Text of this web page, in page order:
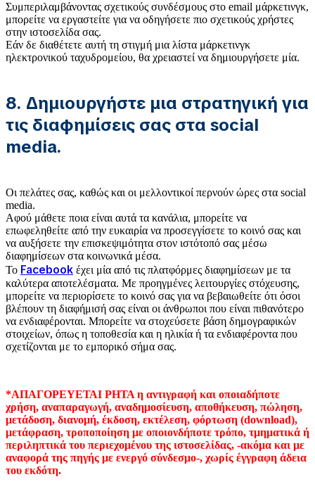
Συμπεριλαμβάνοντας σχετικούς συνδέσμους στο email μάρκετινγκ,
μπορείτε να εργαστείτε για να οδηγήσετε πιο σχετικούς χρήστες
στην ιστοσελίδα σας.
Εάν δε διαθέτετε αυτή τη στιγμή μια λίστα μάρκετινγκ
ηλεκτρονικού ταχυδρομείου, θα χρειαστεί να δημιουργήσετε μία.
8. Δημιουργήστε μια στρατηγική για
τις διαφημίσεις σας στα social
media.
Οι πελάτες σας, καθώς και οι μελλοντικοί περνούν ώρες στα social
media.
Αφού μάθετε ποια είναι αυτά τα κανάλια, μπορείτε να
επωφεληθείτε από την ευκαιρία να προσεγγίσετε το κοινό σας και
να αυξήσετε την επισκεψιμότητα στον ιστότοπό σας μέσω
διαφημίσεων στα κοινωνικά μέσα.
Το Facebook έχει μία από τις πλατφόρμες διαφημίσεων με τα
καλύτερα αποτελέσματα. Με προηγμένες λειτουργίες στόχευσης,
μπορείτε να περιορίσετε το κοινό σας για να βεβαιωθείτε ότι όσοι
βλέπουν τη διαφήμισή σας είναι οι άνθρωποι που είναι πιθανότερο
να ενδιαφέρονται. Μπορείτε να στοχεύσετε βάση δημογραφικών
στοιχείων, όπως η τοποθεσία και η ηλικία ή τα ενδιαφέροντα που
σχετίζονται με το εμπορικό σήμα σας.
*ΑΠΑΓΟΡΕΥΕΤΑΙ ΡΗΤΑ η αντιγραφή και οποιαδήποτε
χρήση, αναπαραγωγή, αναδημοσίευση, αποθήκευση, πώληση,
μετάδοση, διανομή, έκδοση, εκτέλεση, φόρτωση (download),
μετάφραση, τροποποίηση με οποιονδήποτε τρόπο, τμηματικά ή
περιληπτικά του περιεχομένου της ιστοσελίδας, -ακόμα και με
αναφορά της πηγής με ενεργό σύνδεσμο-, χωρίς έγγραφη άδεια
του εκδότη.